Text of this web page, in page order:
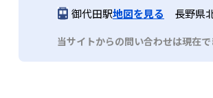
御代田駅地図を見る 長野県
当サイトからの問い合わせは現在